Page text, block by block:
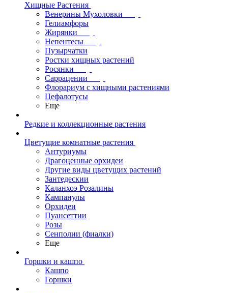
Хищные Растения
Венерины Мухоловки
Гелиамфоры
Жирянки
Непентесы
Пузырчатки
Ростки хищных растений
Росянки
Саррацении
Флорариум с хищными растениями
Цефалотусы
Еще
Редкие и коллекционные растения
Цветущие комнатные растения
Антуриумы
Драгоценные орхидеи
Другие виды цветущих растений
Зантедескии
Каланхоэ Розалины
Кампанулы
Орхидеи
Пуансеттии
Розы
Сенполии (фиалки)
Еще
Горшки и кашпо
Кашпо
Горшки